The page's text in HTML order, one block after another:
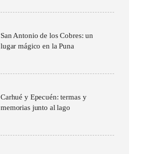
San Antonio de los Cobres: un
lugar mágico en la Puna
Carhué y Epecuén: termas y
memorias junto al lago